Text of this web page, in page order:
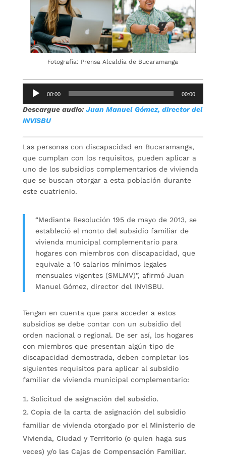
Fotografía: Prensa Alcaldía de Bucaramanga
Reproductor
audio
00:00 00:00
Descargue audio:Juan Manuel Gómez, director del
INVISBU
Las personas con discapacidad en Bucaramanga,
que cumplan con los requisitos, pueden aplicar a
uno de los subsidios complementarios de vivienda
que se buscan otorgar a esta población durante
este cuatrienio.
“Mediante Resolución 195 de mayo de 2013, se
estableció el monto del subsidio familiar de
vivienda municipal complementario para
hogares con miembros con discapacidad, que
equivale a 10 salarios mínimos legales
mensuales vigentes (SMLMV)”, afirmó Juan
Manuel Gómez, director del INVISBU.
Tengan en cuenta que para acceder a estos
subsidios se debe contar con un subsidio del
orden nacional o regional. De ser así, los hogares
con miembros que presentan algún tipo de
discapacidad demostrada, deben completar los
siguientes requisitos para aplicar al subsidio
familiar de vivienda municipal complementario:
Solicitud de asignación del subsidio.
Copia de la carta de asignación del subsidio
familiar de vivienda otorgado por el Ministerio de
Vivienda, Ciudad y Territorio (o quien haga sus
veces) y/o las Cajas de Compensación Familiar.